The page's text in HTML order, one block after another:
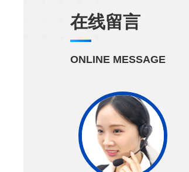
在线留言
ONLINE MESSAGE